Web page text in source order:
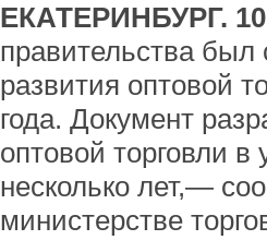
ЕКАТЕРИНБУРГ.
правительства был
развития оптовой
года. Документ
оптовой торговли в
несколько лет,—
министерстве